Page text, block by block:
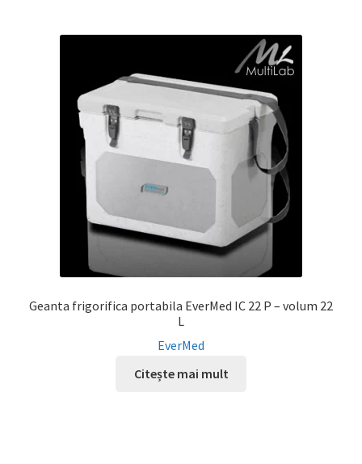
Geanta frigorifica portabila EverMed IC 22 P – volum 22
L
EverMed
Citește mai mult